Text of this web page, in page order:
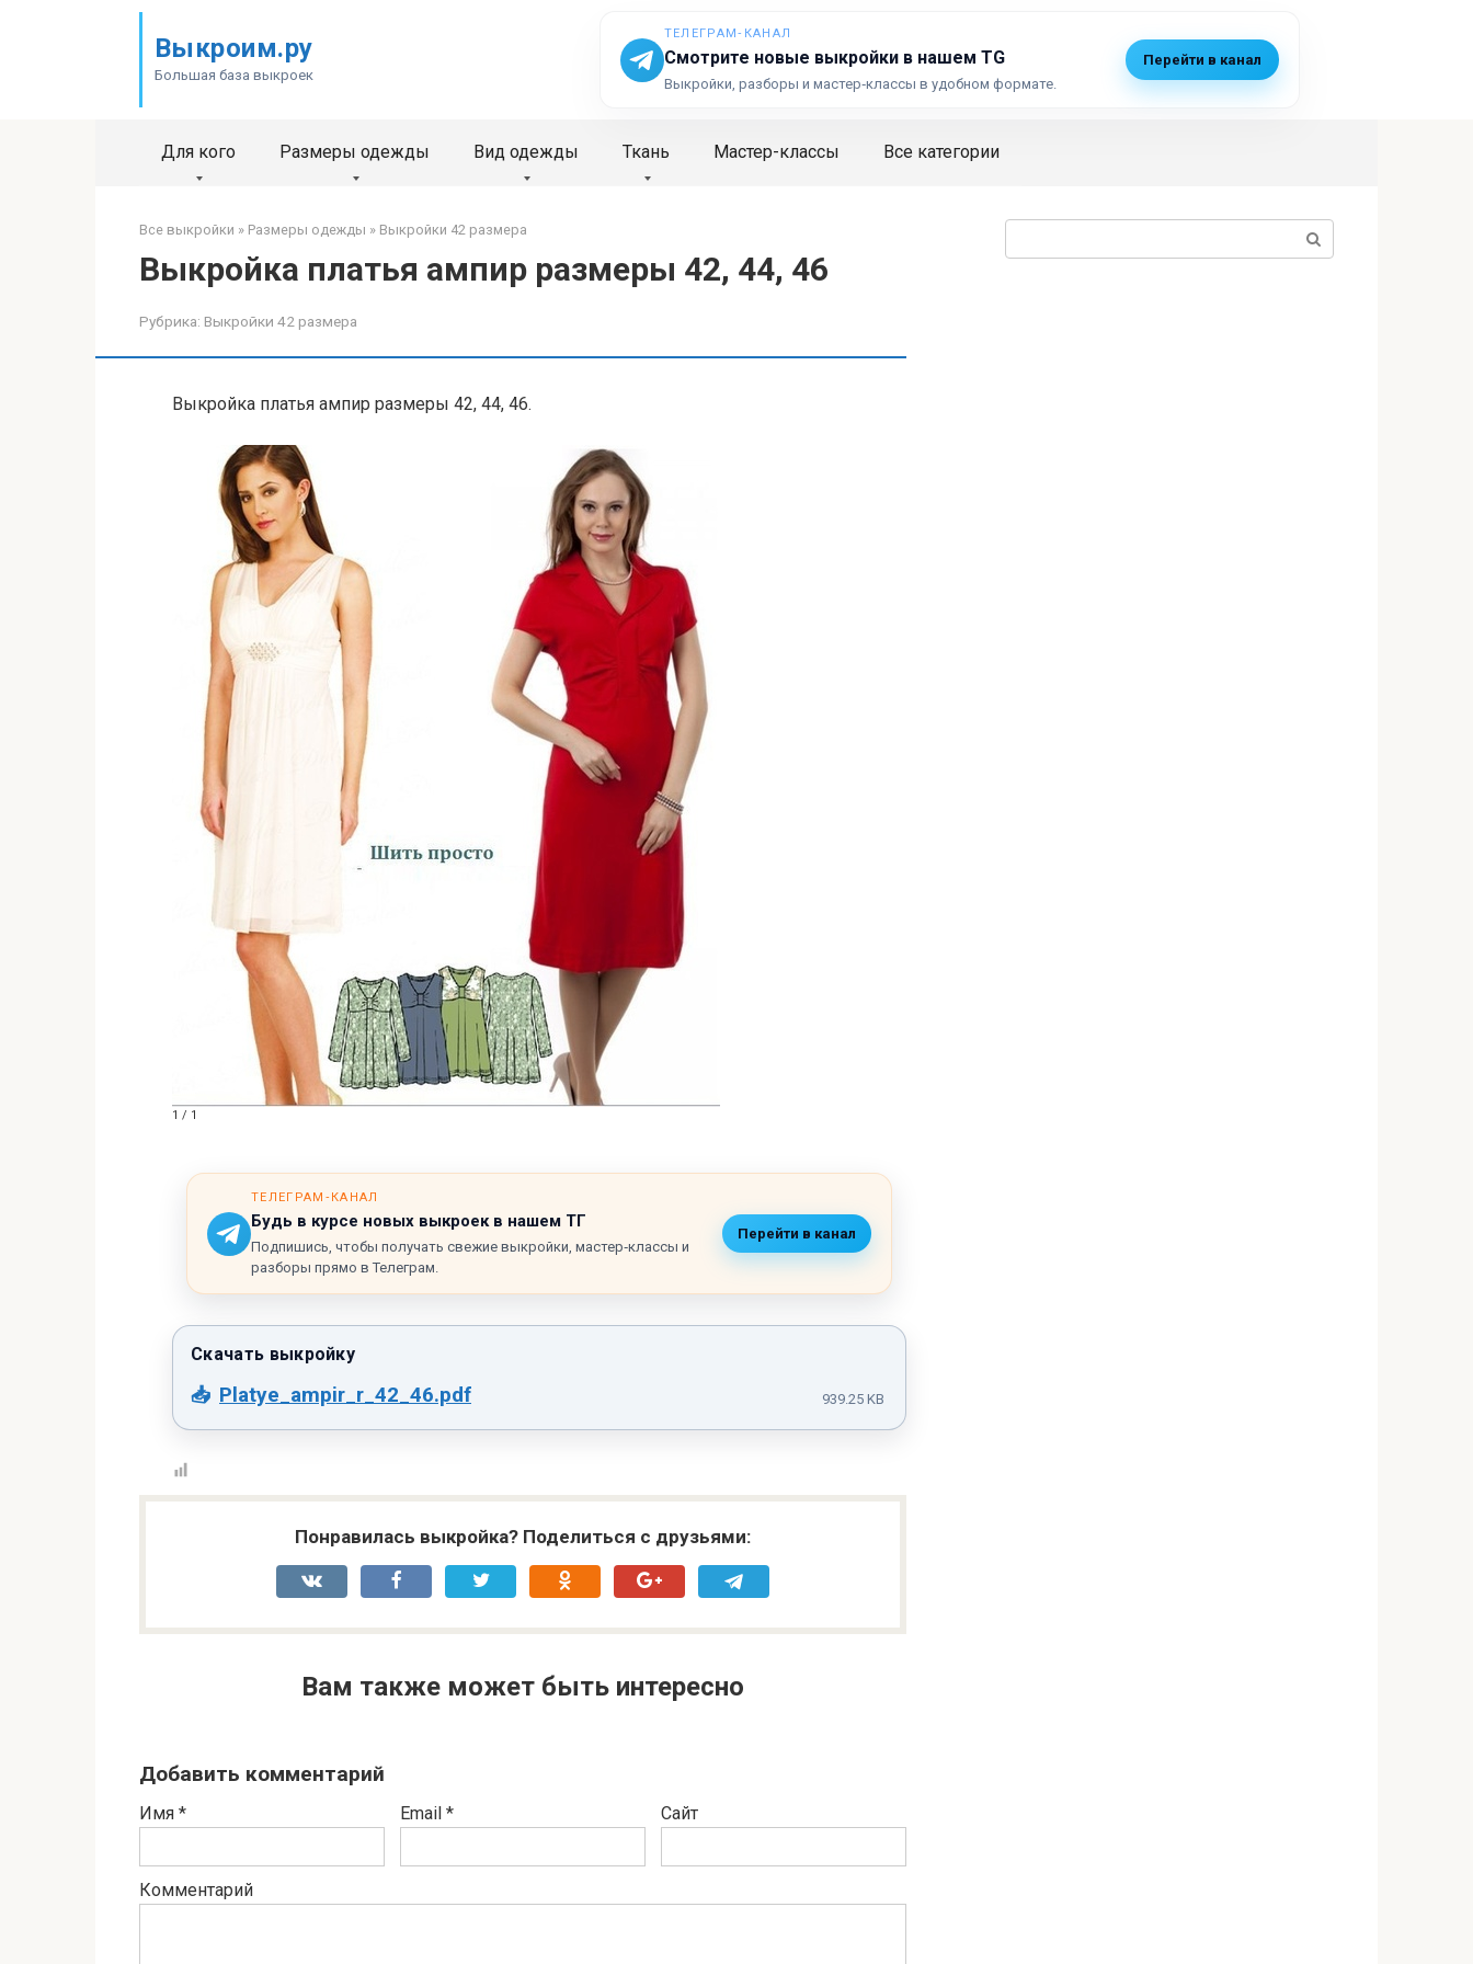
Выкроим.ру
Большая база выкроек
ТЕЛЕГРАМ‑КАНАЛ
Смотрите новые выкройки в нашем TG
Выкройки, разборы и мастер‑классы в удобном формате.
Перейти в канал
Для кого Размеры одежды Вид одежды Ткань Мастер-классы Все категории
Все выкройки » Размеры одежды » Выкройки 42 размера
Выкройка платья ампир размеры 42, 44, 46
Рубрика: Выкройки 42 размера
Выкройка платья ампир размеры 42, 44, 46.
1 / 1
ТЕЛЕГРАМ‑КАНАЛ
Будь в курсе новых выкроек в нашем ТГ
Подпишись, чтобы получать свежие выкройки, мастер‑классы и
разборы прямо в Телеграм.
Перейти в канал
Platye_ampir_r_42_46.pdf 939.25 KB
Понравилась выкройка? Поделиться с друзьями:
Вам также может быть интересно
Добавить комментарий
Имя * Email * Сайт
Комментарий